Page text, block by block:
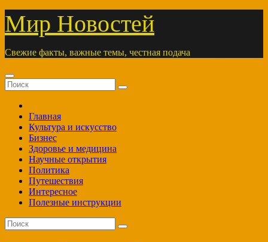
Перейти
содержимому
Мир Новостей
Свежие факты, важные темы, честная подача
Главная
Культура и искусство
Бизнес
Здоровье и медицина
Научные открытия
Политика
Путешествия
Интересное
Полезные инструкции